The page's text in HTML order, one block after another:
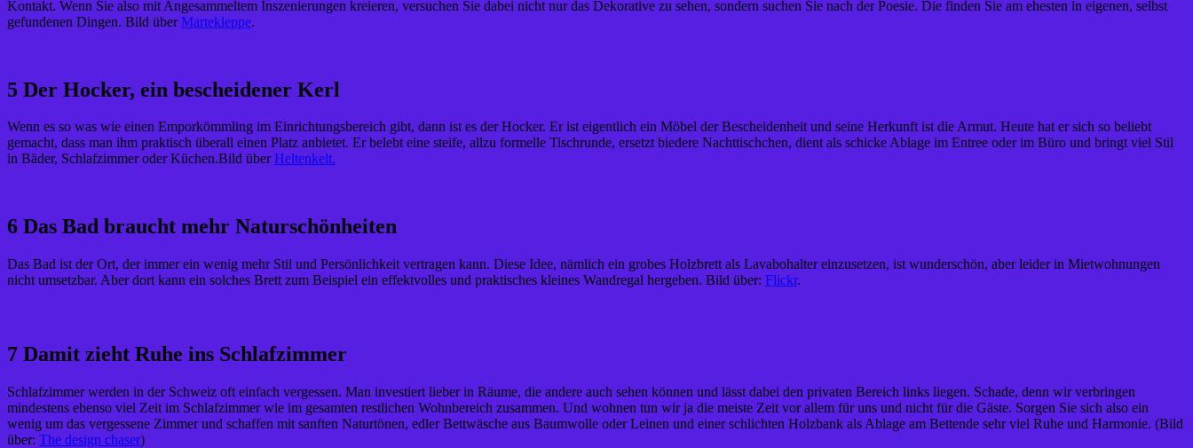
Kontakt. Wenn Sie also mit Angesammeltem Inszenierungen kreieren, versuchen Sie dabei nicht nur das Dekorative zu sehen, sondern suchen Sie nach der Poesie. Die finden Sie am ehesten in eigenen, selbst
gefundenen Dingen. Bild über Martekleppe.
5 Der Hocker, ein bescheidener Kerl
Wenn es so was wie einen Emporkömmling im Einrichtungsbereich gibt, dann ist es der Hocker. Er ist eigentlich ein Möbel der Bescheidenheit und seine Herkunft ist die Armut. Heute hat er sich so beliebt
gemacht, dass man ihm praktisch überall einen Platz anbietet. Er belebt eine steife, allzu formelle Tischrunde, ersetzt biedere Nachttischchen, dient als schicke Ablage im Entree oder im Büro und bringt viel Stil
in Bäder, Schlafzimmer oder Küchen.Bild über Heltenkelt.
6 Das Bad braucht mehr Naturschönheiten
Das Bad ist der Ort, der immer ein wenig mehr Stil und Persönlichkeit vertragen kann. Diese Idee, nämlich ein grobes Holzbrett als Lavabohalter einzusetzen, ist wunderschön, aber leider in Mietwohnungen
nicht umsetzbar. Aber dort kann ein solches Brett zum Beispiel ein effektvolles und praktisches kleines Wandregal hergeben. Bild über: Flickr.
7 Damit zieht Ruhe ins Schlafzimmer
Schlafzimmer werden in der Schweiz oft einfach vergessen. Man investiert lieber in Räume, die andere auch sehen können und lässt dabei den privaten Bereich links liegen. Schade, denn wir verbringen
mindestens ebenso viel Zeit im Schlafzimmer wie im gesamten restlichen Wohnbereich zusammen. Und wohnen tun wir ja die meiste Zeit vor allem für uns und nicht für die Gäste. Sorgen Sie sich also ein
wenig um das vergessene Zimmer und schaffen mit sanften Naturtönen, edler Bettwäsche aus Baumwolle oder Leinen und einer schlichten Holzbank als Ablage am Bettende sehr viel Ruhe und Harmonie. (Bild
über: The design chaser)